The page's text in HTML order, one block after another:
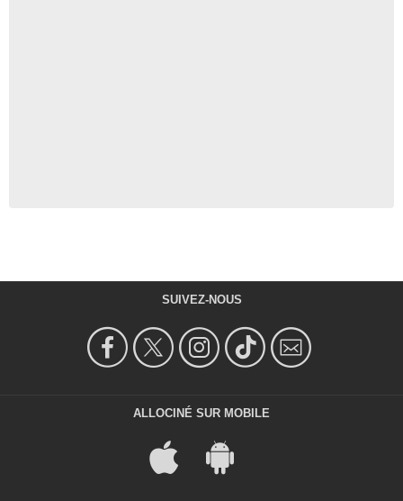
SUIVEZ-NOUS
ALLOCINÉ SUR MOBILE